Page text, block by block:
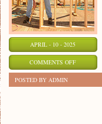
APRIL - 10 - 2025
COMMENTS OFFON
POSTED BY ADMIN